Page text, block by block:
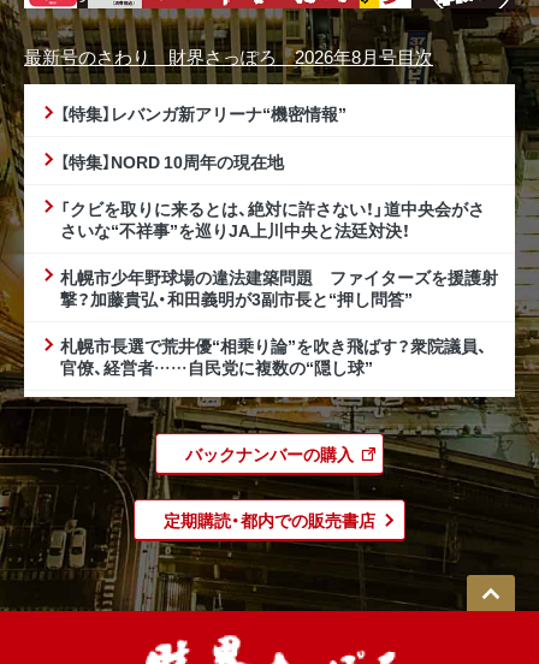
最新号のさわり 財界さっぽろ 2026年8月号目次
【特集】レバンガ新アリーナ“機密情報”
【特集】NORD 10周年の現在地
「クビを取りに来るとは、絶対に許さない！」道中央会がさ
さいな“不祥事”を巡りJA上川中央と法廷対決！
札幌市少年野球場の違法建築問題 ファイターズを援護射
撃？加藤貴弘・和田義明が3副市長と“押し問答”
札幌市長選で荒井優“相乗り論”を吹き飛ばす？衆院議員、
官僚、経営者……自民党に複数の“隠し球”
バックナンバーの購入
定期購読・都内での販売書店